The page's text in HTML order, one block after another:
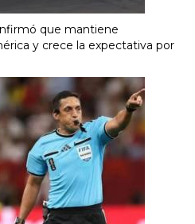
que mantiene
y crece la expectativa por